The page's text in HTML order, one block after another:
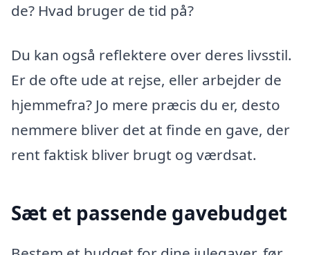
de? Hvad bruger de tid på?
Du kan også reflektere over deres livsstil.
Er de ofte ude at rejse, eller arbejder de
hjemmefra? Jo mere præcis du er, desto
nemmere bliver det at finde en gave, der
rent faktisk bliver brugt og værdsat.
Sæt et passende gavebudget